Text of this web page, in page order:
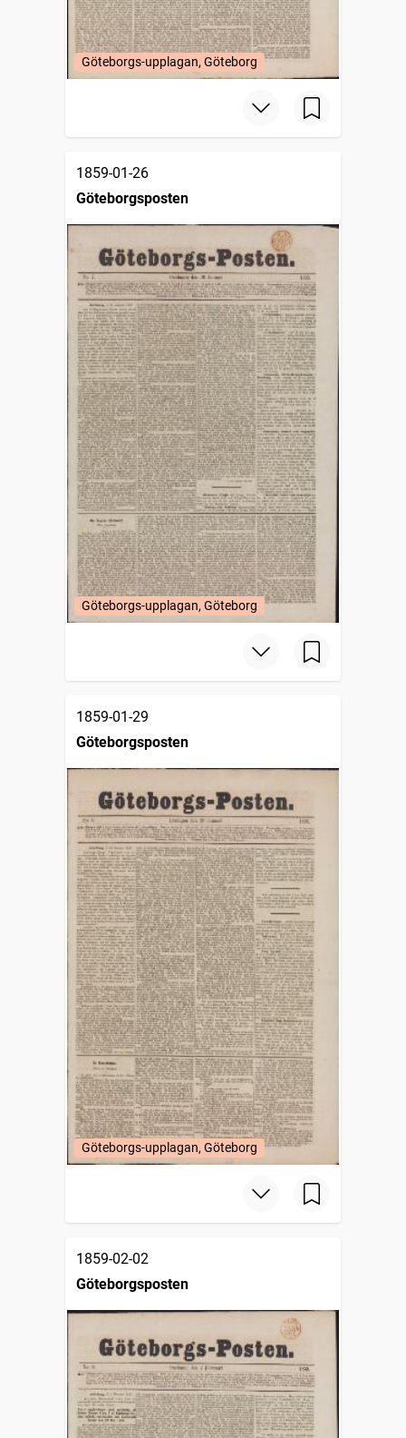
Göteborgs-upplagan, Göteborg
1859-01-26
Göteborgsposten
Göteborgs-upplagan, Göteborg
1859-01-29
Göteborgsposten
Göteborgs-upplagan, Göteborg
1859-02-02
Göteborgsposten